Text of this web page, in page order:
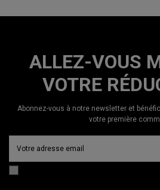
ALLEZ-VOUS
VOTRE
Abonnez-vous à notre newsletter et
votre première